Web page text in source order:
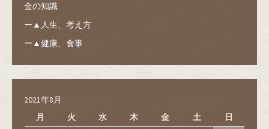
金の知識
ー▲人生、考え方
ー▲健康、食事
2021年8月
月
火 水 木 金 土 日